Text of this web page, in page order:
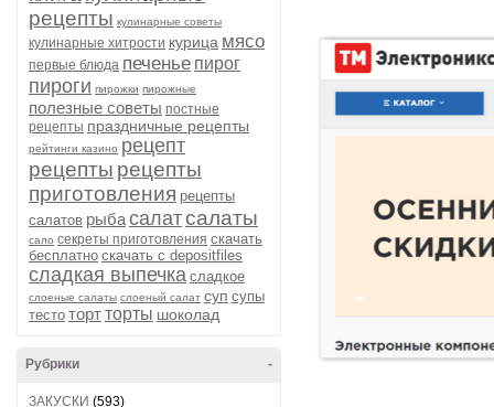
рецепты кулинарные советы
кулинарные хитрости курица мясо
первые блюда печенье пирог
пироги пирожки пирожные
полезные советы постные
рецепты праздничные рецепты
рейтинги казино рецепт
рецепты рецепты
приготовления рецепты
салатов рыбасалатсалаты
сало секреты приготовления скачать
бесплатно скачать с depositfiles
сладкая выпечка сладкое
слоеные салаты слоеный салат суп супы
тесто тортторты шоколад
-
Рубрики
ЗАКУСКИ (593)